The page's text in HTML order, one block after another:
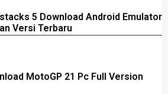
5 Download Android Emulator
Versi Terbaru
MotoGP 21 Pc Full Version